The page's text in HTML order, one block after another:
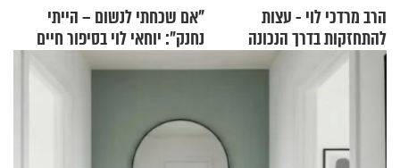
הרב מרדכי לוי - עצות
להתחזקות בדרך הנכונה
"אם שכחתי לנשום – הייתי
נחנק": יוחאי לוי בסיפור חיים
מעורר השראה